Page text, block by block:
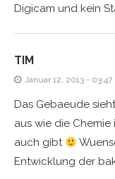
Digicam und kein
TIM
Januar 12, 2013 - 03:47
Das Gebaeude
aus wie die Chemie
auch gibt
Entwicklung der